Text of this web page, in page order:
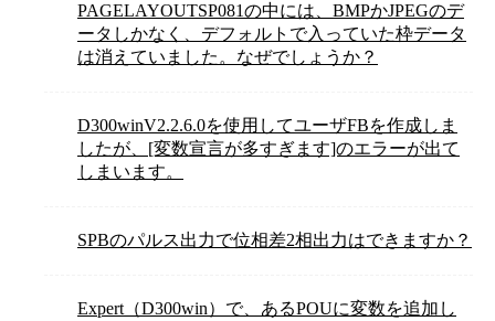
PAGELAYOUTSP081の中には、BMPかJPEGのデ
ータしかなく、デフォルトで入っていた枠データ
は消えていました。なぜでしょうか？
D300winV2.2.6.0を使用してユーザFBを作成しま
したが、[変数宣言が多すぎます]のエラーが出て
しまいます。
SPBのパルス出力で位相差2相出力はできますか？
Expert（D300win）で、あるPOUに変数を追加し